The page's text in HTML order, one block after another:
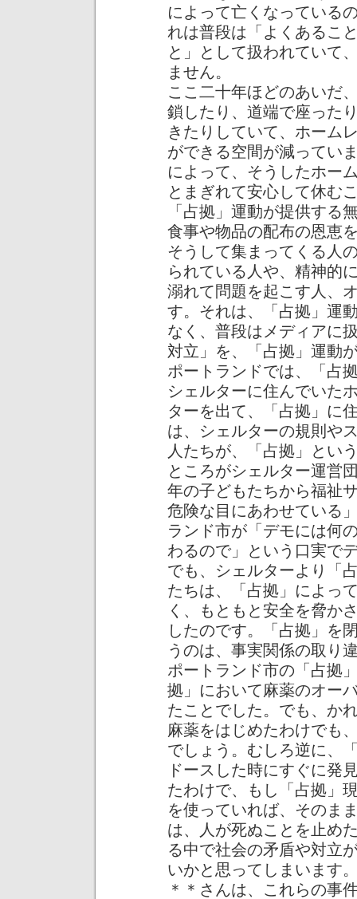
によって亡くなっている
れは普段は「よくあるこ
と」として扱われていて
ません。
ここ二十年ほどのあいだ
鎖したり、道端で座った
きたりしていて、ホーム
ができる空間が減ってい
によって、そうしたホー
とまぎれて安心して休む
「占拠」運動が提供する
食事や物品の配布の恩恵
そうして集まってくる人
られている人や、精神的
溺れて問題を起こす人、
す。それは、「占拠」運
なく、普段はメディアに
対立」を、「占拠」運動
ポートランドでは、「占
シェルターに住んでいた
ターを出て、「占拠」に
は、シェルターの規則や
人たちが、「占拠」とい
ところがシェルター運営
年の子どもたちから福祉
危険な目にあわせている
ランド市が「デモには何
わるので」という口実で
でも、シェルターより「
たちは、「占拠」によっ
く、もともと安全を脅か
したのです。「占拠」を
うのは、事実関係の取り
ポートランド市の「占拠
拠」において麻薬のオー
たことでした。でも、か
麻薬をはじめたわけでも
でしょう。むしろ逆に、
ドースした時にすぐに発
たわけで、もし「占拠」
を使っていれば、そのま
は、人が死ぬことを止め
る中で社会の矛盾や対立
いかと思ってしまいます
＊＊さんは、これらの事